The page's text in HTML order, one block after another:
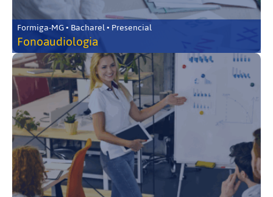
Formiga-MG • Bacharel • Presencial
Fonoaudiologia